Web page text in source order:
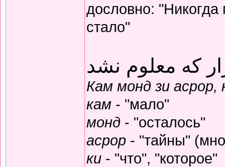
дословно:
стало"
که معلوم نشد
Кам монд зи
кам - "мало"
монд - "осталось"
асрор - "тайны"
ки - "что", "которое"